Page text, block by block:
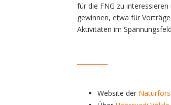
für die FNG zu
gewinnen, etwa für
Aktivitäten im
Website der